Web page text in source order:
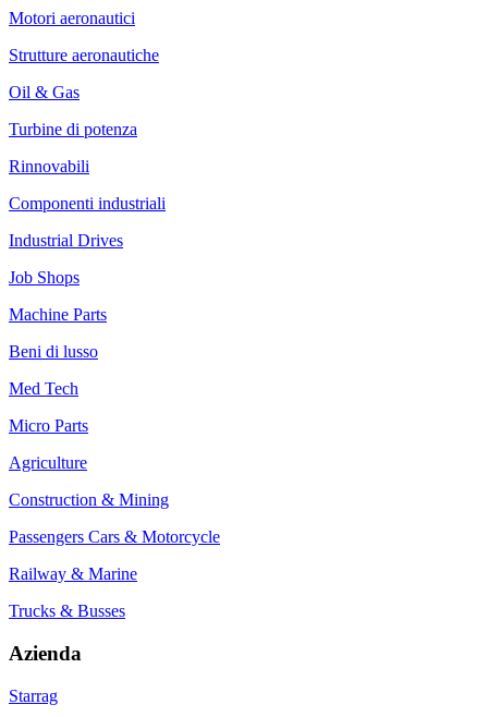
Motori aeronautici
Strutture aeronautiche
Oil & Gas
Turbine di potenza
Rinnovabili
Componenti industriali
Industrial Drives
Job Shops
Machine Parts
Beni di lusso
Med Tech
Micro Parts
Agriculture
Construction & Mining
Passengers Cars & Motorcycle
Railway & Marine
Trucks & Busses
Azienda
Starrag